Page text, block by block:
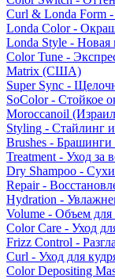
Curl & Londa Form
Londa Color -
Londa Style - Новая
Color Tune -
Matrix (США)
Super Sync -
SoColor - Стойкое
Moroccanoil
Styling - Стайлинг
Brushes - Брашинги
Treatment - Уход за
Dry Shampoo -
Repair -
Hydration -
Volume - Объем для
Color Care - Уход
Frizz Control -
Curl - Уход для
Color Depositing